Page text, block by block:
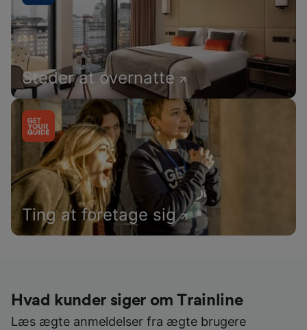
Steder at overnatte
Ting at foretage sig
Hvad kunder siger om Trainline
Læs ægte anmeldelser fra ægte brugere